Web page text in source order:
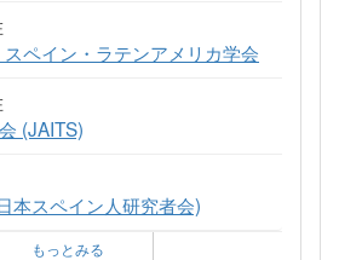
ペイン・ラテンアメリカ学会
(JAITS)
本スペイン人研究者会)
もっとみる